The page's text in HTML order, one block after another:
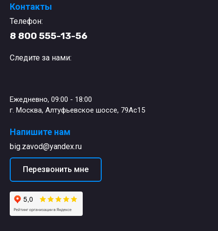
Контакты
Телефон:
8 800 555-13-56
Следите за нами:
Ежедневно, 09:00 - 18:00
г. Москва, Алтуфьевское шоссе, 79Ас15
Напишите нам
big.zavod@yandex.ru
Перезвонить мне